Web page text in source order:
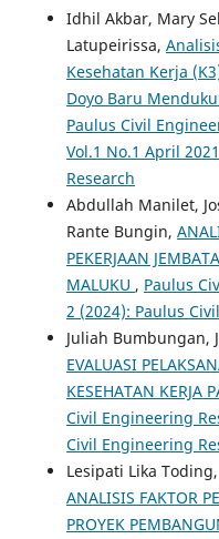
Idhil Akbar, Mary
Latupeirissa,
Kesehatan Kerja
Doyo Baru
Paulus Civil
Vol.1 No.1 April
Research
Abdullah Manilet,
Rante Bungin,
PEKERJAAN
MALUKU , Paulus
2 (2024): Paulus
Juliah Bumbungan,
EVALUASI
KESEHATAN KERJA
Civil Engineering
Civil Engineering
Lesipati Lika
ANALISIS FAKTOR
PROYEK